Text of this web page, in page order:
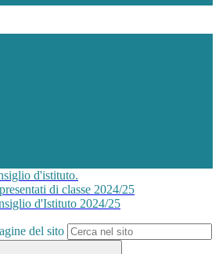
d'istituto.
di classe 2024/25
d'Istituto 2024/25
del sito